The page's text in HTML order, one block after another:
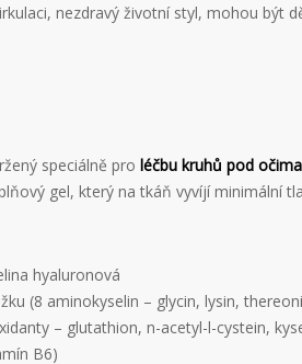
nezdravý životní styl, mohou být
speciálně pro léčbu kruhů pod očima
gel, který na tkáň vyvíjí minimální
hyaluronová
(8 aminokyselin – glycin, lysin,
– glutathion, n-acetyl-l-cystein,
B6)